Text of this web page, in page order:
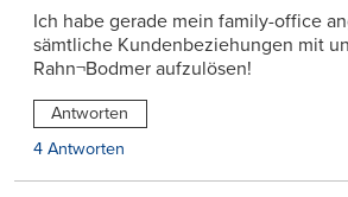
Ich habe gerade mein family-office
sämtliche Kundenbeziehungen mit
Rahn¬Bodmer aufzulösen!
Antworten
4 Antworten